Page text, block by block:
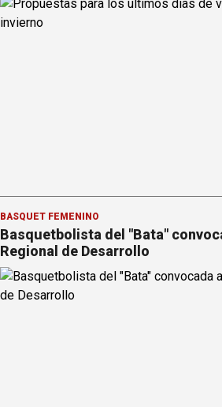
BÁSQUET FEMENINO
Basquetbolista del "Bata"
Regional de Desarrollo